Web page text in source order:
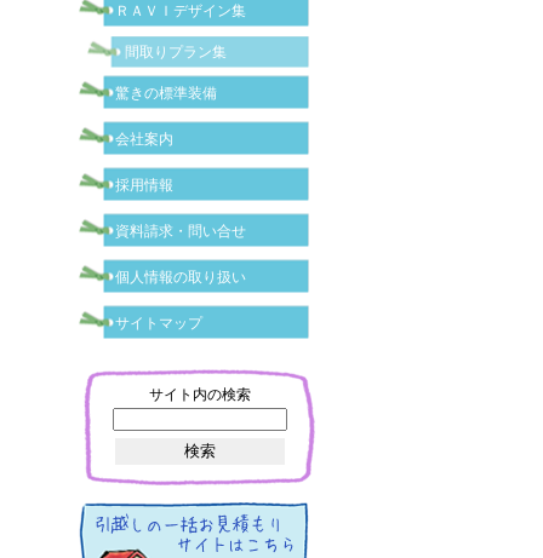
ＲＡＶＩデザイン集
間取りプラン集
驚きの標準装備
会社案内
採用情報
資料請求・問い合せ
個人情報の取り扱い
サイトマップ
サイト内の検索